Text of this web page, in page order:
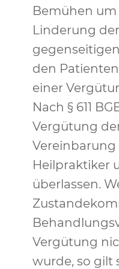
Bemühen
Linderung
den
einer
Nach § 611
Vergütung
Vereinbarung
Heilpraktiker
überlassen.
Vergütung
wurde, so gilt